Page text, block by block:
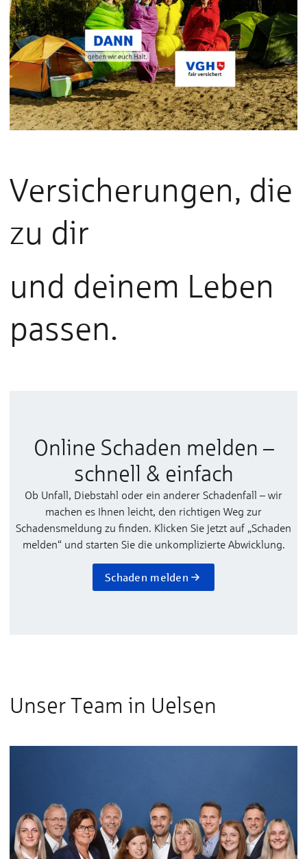
Versicherungen, die
zu dir
und deinem Leben
passen.
Online Schaden melden –
schnell & einfach
Ob Unfall, Diebstahl oder ein anderer Schadenfall – wir
machen es Ihnen leicht, den richtigen Weg zur
Schadensmeldung zu finden. Klicken Sie jetzt auf „Schaden
melden“ und starten Sie die unkomplizierte Abwicklung.
Schaden melden
Unser Team in Uelsen